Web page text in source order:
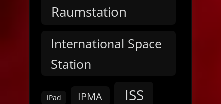
Raumstation
International Space
Station
iPad IPMA ISS